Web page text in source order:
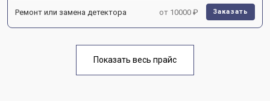
Ремонт или замена детектора от 10000 ₽ Заказать
Показать весь прайс